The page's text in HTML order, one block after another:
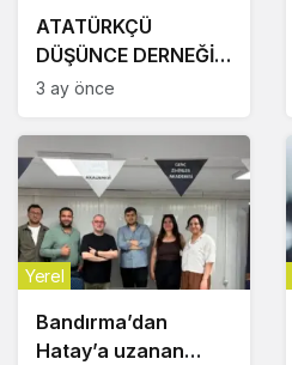
ATATÜRKÇÜ
DÜŞÜNCE DERNEĞİ
37 YAŞINDA
3 ay önce
Bandırma’dan
Hatay’a uzanan
Yerel